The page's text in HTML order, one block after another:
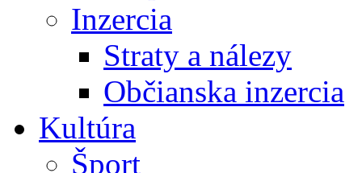
Inzercia
Straty a nálezy
Občianska inzercia
Kultúra
Šport